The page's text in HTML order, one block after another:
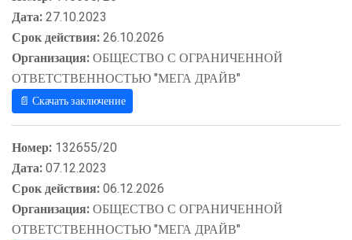
Дата:27.10.2023
Срок действия:26.10.2026
Организация:ОБЩЕСТВО С ОГРАНИЧЕННОЙ
ОТВЕТСТВЕННОСТЬЮ "МЕГА ДРАЙВ"
📄 Скачать заключение
Номер: 132655/20
Дата:07.12.2023
Срок действия:06.12.2026
Организация:ОБЩЕСТВО С ОГРАНИЧЕННОЙ
ОТВЕТСТВЕННОСТЬЮ "МЕГА ДРАЙВ"